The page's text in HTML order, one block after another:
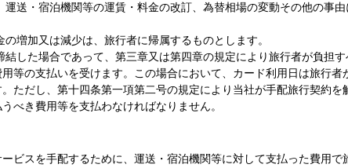
運送・宿泊機関等の運賃・料金の改訂、為替相場の変動その他の事
増加又は減少は、旅行者に帰属するものとします。
結した場合であって、第三章又は第四章の規定により旅行者が負担
等の支払いを受けます。この場合において、カード利用日は旅行
ただし、第十四条第一項第二号の規定により当社が手配旅行契約
べき費用等を支払わなければなりません。
ビスを手配するために、運送・宿泊機関等に対して支払った費用